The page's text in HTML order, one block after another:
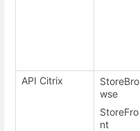
API Citrix
StoreBro
wse
StoreFro
nt